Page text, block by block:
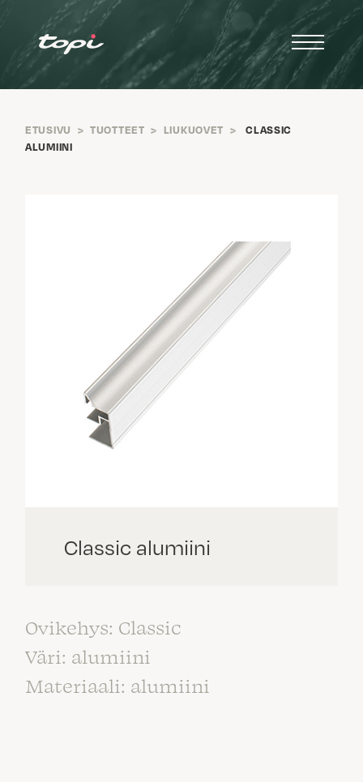
ETUSIVU > TUOTTEET > LIUKUOVET >
CLASSIC
ALUMIINI
Classic alumiini
Ovikehys: Classic
Väri: alumiini
Materiaali: alumiini